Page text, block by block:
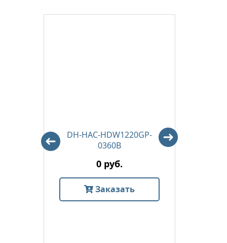
DH-HAC-HDW1220GP-
0360B
0 руб.
Заказать